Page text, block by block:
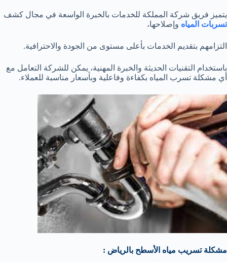
يتميز فريق شركة المملكة للخدمات بالخبرة الواسعة في مجال كشف
تسربات المياه وإصلاحها،
التزامهم بتقديم الخدمات بأعلى مستوى من الجودة والاحترافية.
باستخدام التقنيات الحديثة والخبرة المهنية، يمكن للشركة التعامل مع
أي مشكلة تسرب المياه بكفاءة وفاعلية وبأسعار مناسبة للعملاء.
مشكلة تسريب مياه الأسطح بالرياض :